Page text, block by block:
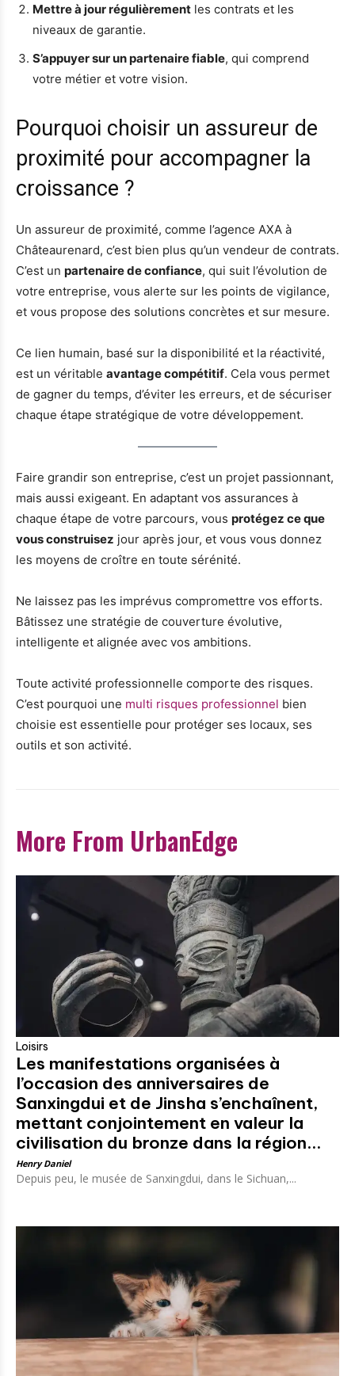
Mettre à jour régulièrement les contrats et les
niveaux de garantie.
S’appuyer sur un partenaire fiable, qui comprend
votre métier et votre vision.
Pourquoi choisir un assureur de
proximité pour accompagner la
croissance ?
Un assureur de proximité, comme l’agence AXA à
Châteaurenard, c’est bien plus qu’un vendeur de contrats.
C’est un partenaire de confiance, qui suit l’évolution de
votre entreprise, vous alerte sur les points de vigilance,
et vous propose des solutions concrètes et sur mesure.
Ce lien humain, basé sur la disponibilité et la réactivité,
est un véritable avantage compétitif. Cela vous permet
de gagner du temps, d’éviter les erreurs, et de sécuriser
chaque étape stratégique de votre développement.
Faire grandir son entreprise, c’est un projet passionnant,
mais aussi exigeant. En adaptant vos assurances à
chaque étape de votre parcours, vous protégez ce que
vous construisez jour après jour, et vous vous donnez
les moyens de croître en toute sérénité.
Ne laissez pas les imprévus compromettre vos efforts.
Bâtissez une stratégie de couverture évolutive,
intelligente et alignée avec vos ambitions.
Toute activité professionnelle comporte des risques.
C’est pourquoi une multi risques professionnel bien
choisie est essentielle pour protéger ses locaux, ses
outils et son activité.
More From UrbanEdge
Loisirs
Les manifestations organisées à
l’occasion des anniversaires de
Sanxingdui et de Jinsha s’enchaînent,
mettant conjointement en valeur la
civilisation du bronze dans la région...
Henry Daniel
Depuis peu, le musée de Sanxingdui, dans le Sichuan,...